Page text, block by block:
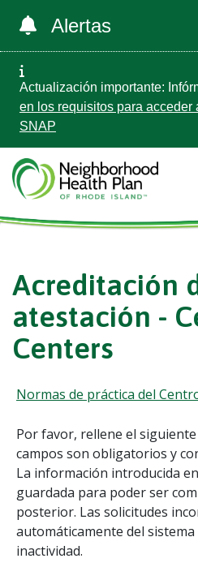
Alertas
Actualización importante:
en los requisitos para acceder
SNAP
Acreditación
atestación -
Centers
Normas de práctica del
Por favor, rellene el
campos son obligatorios y
La información introducida
guardada para poder ser
posterior. Las solicitudes
automáticamente del sistema
inactividad.